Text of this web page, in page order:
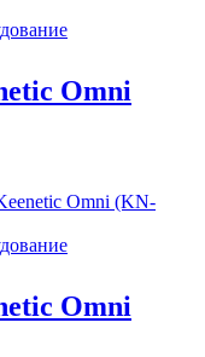
Omni
Omni